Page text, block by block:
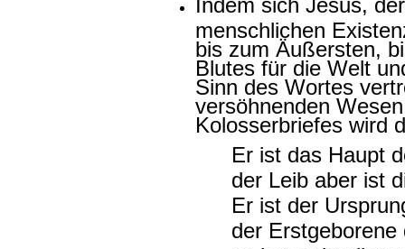
Indem sich Jesus,
menschlichen
bis zum Äußersten,
Blutes für die Welt
Sinn des Wortes
versöhnenden
Kolosserbriefes wird
Er ist das Haupt
der Leib aber ist
Er ist der
der Erstgeborene